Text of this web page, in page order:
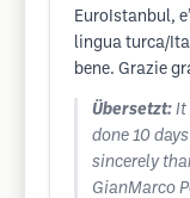
EuroIstanbul,
lingua turca/
bene. Grazie
Übersetzt: It
done 10
sincerely
GianMarco